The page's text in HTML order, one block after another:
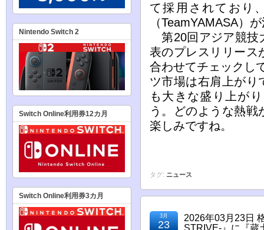
て採用されており
（TeamYAMASA）
第20回アジア競技
表のプレスリリース
合わせてチェックし
ツ市場は右肩上がり
も大きな盛り上が
う。どのような熱
楽しみですね。
タグ: ニュース
2026年03月23日
STRIVE-』に『蔵
3月
23
Nintendo Switch 2
Switch Online利用券12カ月
Switch Online利用券3カ月